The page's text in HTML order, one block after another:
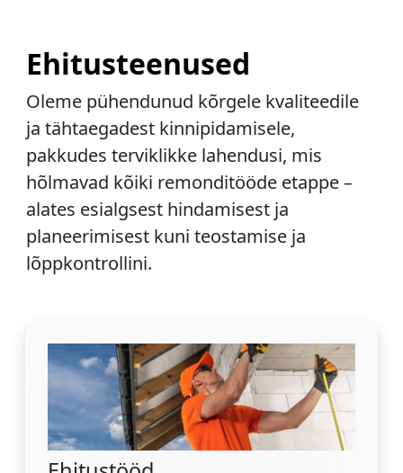
Ehitusteenused
Oleme pühendunud kõrgele kvaliteedile
ja tähtaegadest kinnipidamisele,
pakkudes terviklikke lahendusi, mis
hõlmavad kõiki remonditööde etappe –
alates esialgsest hindamisest ja
planeerimisest kuni teostamise ja
lõppkontrollini.